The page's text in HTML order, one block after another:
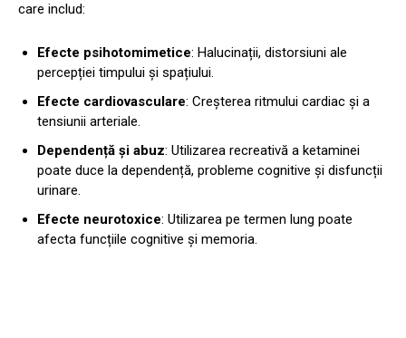
care includ:
Efecte psihotomimetice: Halucinații, distorsiuni ale
percepției timpului și spațiului.
Efecte cardiovasculare: Creșterea ritmului cardiac și a
tensiunii arteriale.
Dependență și abuz: Utilizarea recreativă a ketaminei
poate duce la dependență, probleme cognitive și disfuncții
urinare.
Efecte neurotoxice: Utilizarea pe termen lung poate
afecta funcțiile cognitive și memoria.